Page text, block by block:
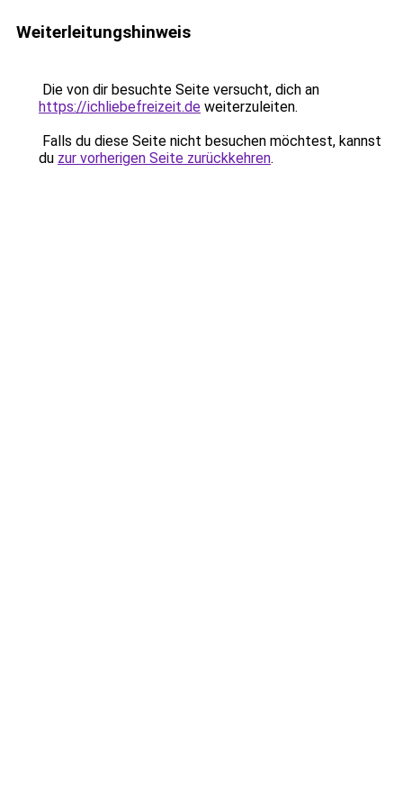
Weiterleitungshinweis
Die von dir besuchte Seite versucht, dich an
https://ichliebefreizeit.de weiterzuleiten.
Falls du diese Seite nicht besuchen möchtest, kannst
du zur vorherigen Seite zurückkehren.